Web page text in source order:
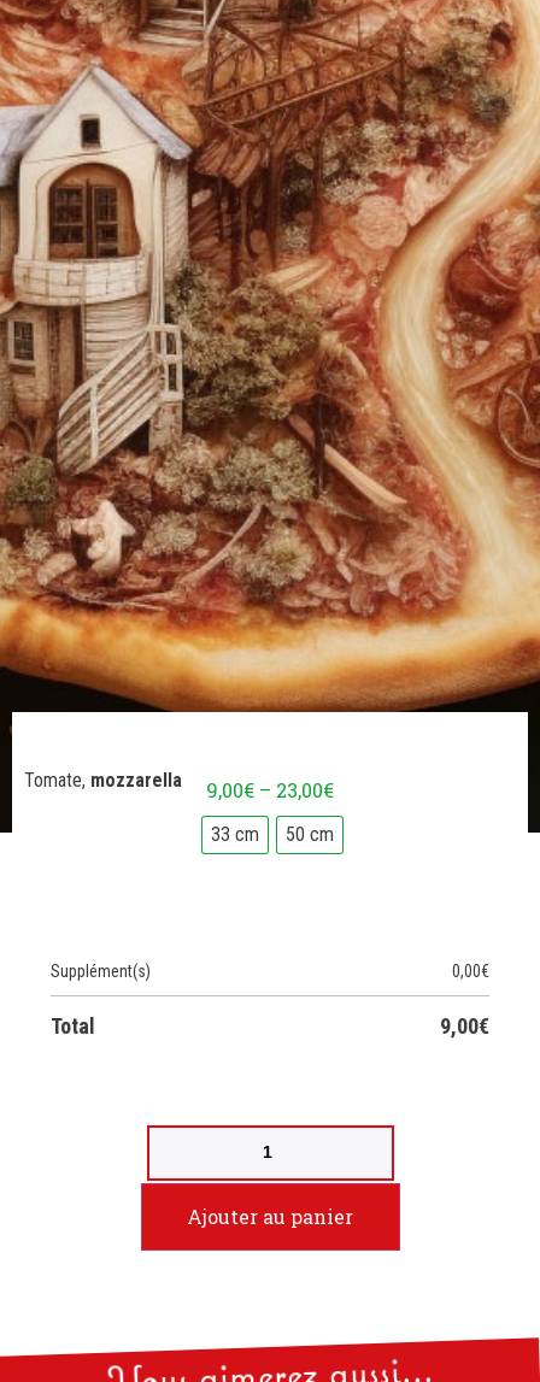
Tomate, mozzarella 9,00€ – 23,00€
33 cm 50 cm
Supplément(s) 0,00€
Total 9,00€
Ajouter au panier